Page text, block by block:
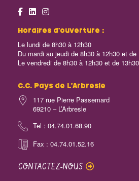
Horaires d’ouverture :
Le lundi de 8h30 à 12h30
Du mardi au jeudi de 8h30 à 12h30 et de
Le vendredi de 8h30 à 12h30 et de
C.C. Pays de L’Arbresle
117 rue Pierre Passemard
69210 – L’Arbresle
Tel : 04.74.01.68.90
Fax : 04.74.01.52.16
CONTACTEZ-NOUS